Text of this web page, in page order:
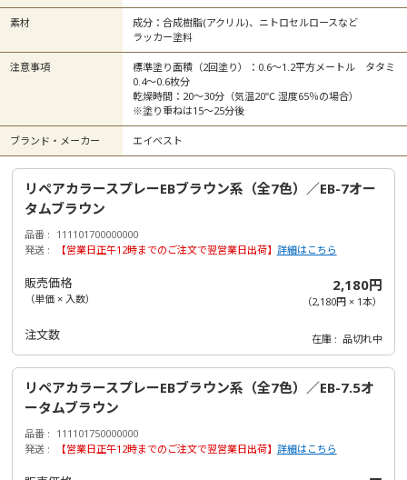
素材
成分：合成樹脂(アクリル)、ニトロセルロースなど
ラッカー塗料
注意事項
標準塗り面積（2回塗り）：0.6～1.2平方メートル タタミ
0.4～0.6枚分
乾燥時間：20～30分（気温20℃ 湿度65％の場合）
※塗り重ねは15～25分後
ブランド・メーカー エイベスト
リペアカラースプレーEBブラウン系（全7色）／EB-7オー
タムブラウン
品番
111101700000000
発送
【営業日正午12時までのご注文で翌営業日出荷】 詳細はこちら
販売価格
（単価 × 入数）
2,180円
（2,180円× 1本）
注文数 在庫 品切れ中
リペアカラースプレーEBブラウン系（全7色）／EB-7.5オ
ータムブラウン
品番
111101750000000
発送
【営業日正午12時までのご注文で翌営業日出荷】 詳細はこちら